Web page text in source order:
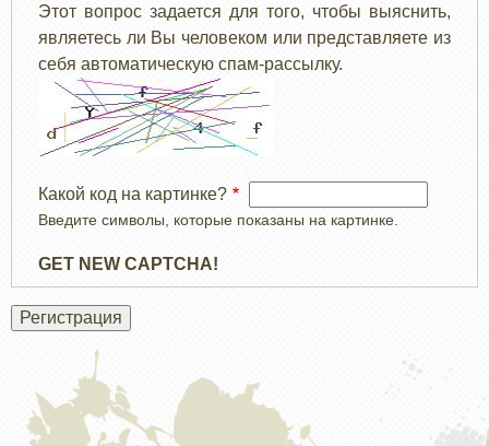
Этот вопрос задается для того, чтобы выяснить,
являетесь ли Вы человеком или представляете из
себя автоматическую спам-рассылку.
Какой код на картинке?
Введите символы, которые показаны на картинке.
GET NEW CAPTCHA!